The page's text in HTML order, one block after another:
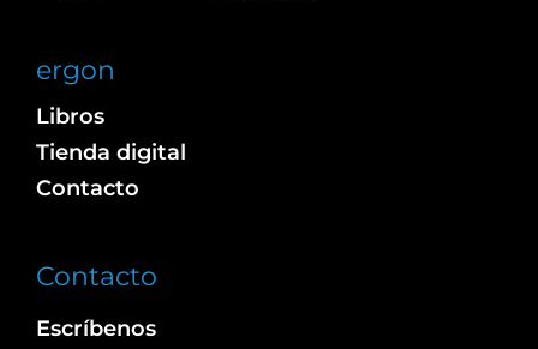
ergon
Libros
Tienda digital
Contacto
Contacto
Escríbenos